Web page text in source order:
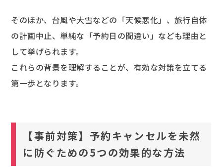
そのほか、台風や大雪などの「天候悪化」、旅行自体
の計画中止、単純な「予約日の間違い」なども理由と
して挙げられます。
これらの背景を理解することが、有効な対策を立てる
第一歩となります。
【事前対策】予約キャンセルを未然
に防ぐための5つの効果的な方法